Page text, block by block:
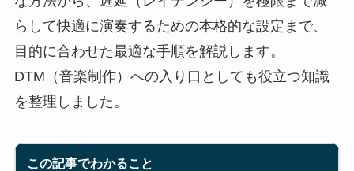
らして快適に演奏するための本格的な設定まで、
目的に合わせた最適な手順を解説します。
DTM（音楽制作）への入り口としても役立つ知識
を整理しました。
この記事でわかること